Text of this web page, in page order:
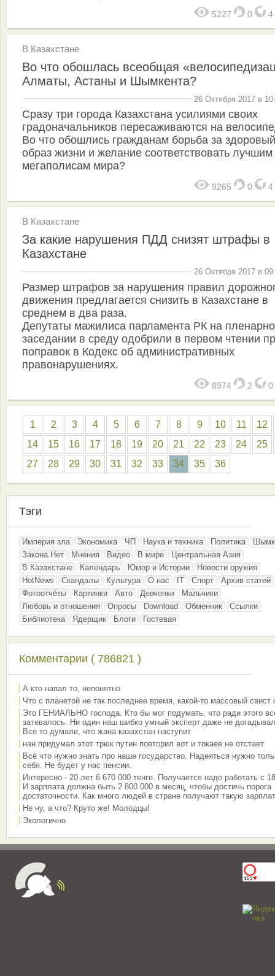
5227 0 4
В Казахстане
Во что обошлась всеобщая
Алматы, Астаны и Шымкента?
26 Октября 2017 в
Сразу три города Казахстана усилиями своих
градоначальников пересаживаются на
Во что обошлись гражданам борьба за здоровый
образ жизни и желание соответствовать лучшим
мегаполисам мира?
9265 0 4
В Казахстане
За какие нарушения ПДД снизят штрафы в
Казахстане
26 Октября 2017 в
Размер штрафов за нарушения правил
движения предлагается снизить в Казахстане в
среднем в два раза.
Депутаты мажилиса парламента РК на
заседании в среду одобрили в первом чтении
поправок в Кодекс об административных
правонарушениях.
8974 2 0
1 2 3 4 5 6 7 8 9 10 11
12
14
15 16 17 18 19 20 21 22 23 24
25
27
28 29 30 31 32 33 34 35 36
Тэги
Империя зла Экономика ЧП Наука и техника Политика
Закона.Нет
Мнения Видео В мире
Центральная Азия
В Казахстане
Календарь Юмор и Истории
Новости оружия
HotNews
Скандалы Культура О нас IT Спорт
Архив статей
Фотоотчёты
Картинки Авто Девчонки
Мальчики
Любовь и отношения
Опросы Download Обменник
Ссылки
Библиотека
Ядерщик Блоги Гостевая
Комментарии ( 786821 )
А кто напал то, непонятно
Что с планетой не так последнее время, какой-то массовый свист
Это ГЕНИАЛЬНО господа. Кто бы мог подумать, что ради этого
затевалось. Ни один наш шибко умный эксперт даже не
Все то думали, что жана казахстан наступит
нан придумал этот трюк путин повторил вот и токаев не отстает
Всё что нужно знать про наше государство. Надеяться нужно
себя. Не будет у нас пенсии.
Интересно - 20 лет 6 670 000 тенге. Получается надо работать с
И зарплата должна быть 2 800 000 в месяц, чтобы достичь порога
достаточности. Как много людей в стране получают такую
Не ну, а что? Круто же! Молодцы!
Экологично